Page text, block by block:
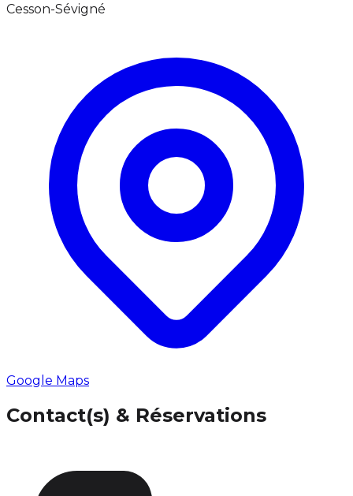
Cesson-Sévigné
Google Maps
Contact(s) & Réservations